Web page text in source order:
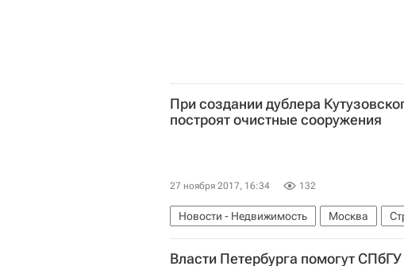
При создании дублера
построят очистные сооружения
27 ноября 2017, 16:34 132
Новости - Недвижимость Москва
Россия
Власти Петербурга помогут